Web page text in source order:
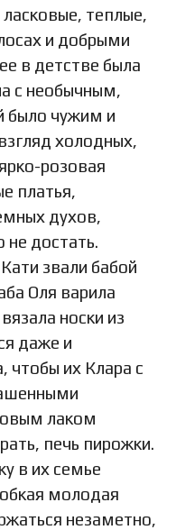
теплые,
и добрыми
в детстве была
с необычным,
было чужим и
холодных,
розовая
платья,
духов,
не достать.
звали бабой
Оля варила
носки из
даже и
чтобы их Клара с
лаком
печь пирожки.
в их семье
молодая
незаметно,